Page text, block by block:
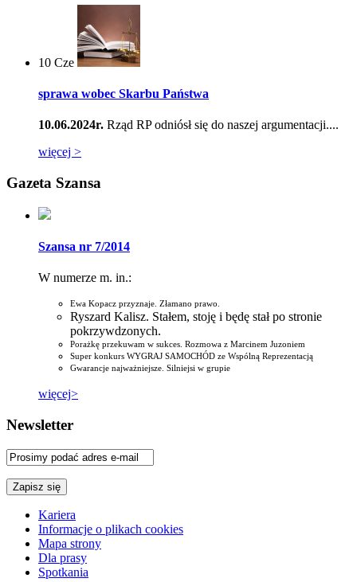
10 Cze
sprawa wobec Skarbu Państwa
10.06.2024r. Rząd RP odniósł się do naszej argumentacji....
więcej >
Gazeta Szansa
Szansa nr 7/2014
W numerze m. in.:
Ewa Kopacz przyznaje. Złamano prawo.
Ryszard Kalisz. Stałem, stoję i będę stał po stronie
pokrzywdzonych.
Porażkę przekuwam w sukces. Rozmowa z Marcinem Juzoniem
Super konkurs WYGRAJ SAMOCHÓD ze Wspólną Reprezentacją
Gwarancje najważniejsze. Silniejsi w grupie
więcej>
Newsletter
Kariera
Informacje o plikach cookies
Mapa strony
Dla prasy
Spotkania